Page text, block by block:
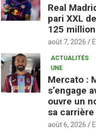
Real
pari XXL
125
août 7, 2026
ACTUALITÉS
UNE
Mercato :
s’engage
ouvre un
sa carrière
août 6, 2026